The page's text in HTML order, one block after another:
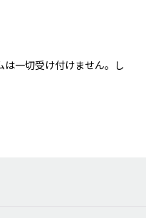
一切受け付けません。し